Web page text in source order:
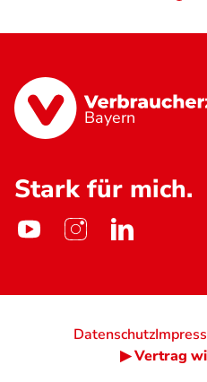
Bayern
Stark für mich.
Datenschutz
▶ Vertrag